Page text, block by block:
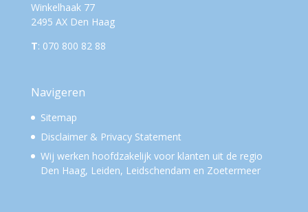
Winkelhaak 77
2495 AX Den Haag
T: 070 800 82 88
Navigeren
Sitemap
Disclaimer & Privacy Statement
Wij werken hoofdzakelijk voorklanten uit de regio
Den Haag, Leiden, Leidschendam en Zoetermeer